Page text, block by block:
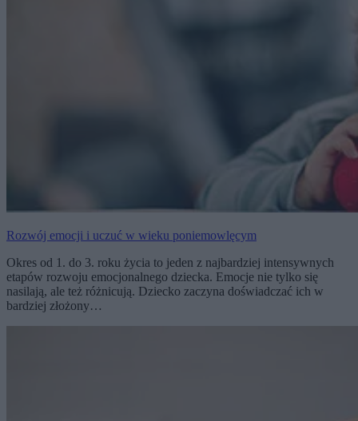
Rozwój emocji i uczuć w wieku poniemowlęcym
Okres od 1. do 3. roku życia to jeden z najbardziej intensywnych
etapów rozwoju emocjonalnego dziecka. Emocje nie tylko się
nasilają, ale też różnicują. Dziecko zaczyna doświadczać ich w
bardziej złożony…